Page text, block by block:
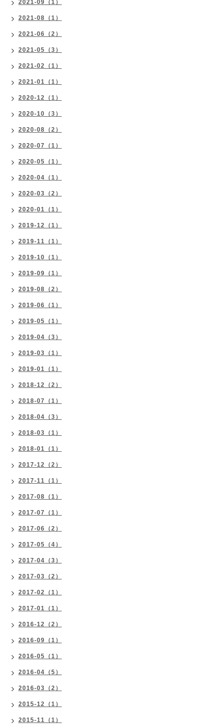
2021-09（1）
2021-08（1）
2021-06（2）
2021-05（3）
2021-02（1）
2021-01（1）
2020-12（1）
2020-10（3）
2020-08（2）
2020-07（1）
2020-05（1）
2020-04（1）
2020-03（2）
2020-01（1）
2019-12（1）
2019-11（1）
2019-10（1）
2019-09（1）
2019-08（2）
2019-06（1）
2019-05（1）
2019-04（3）
2019-03（1）
2019-01（1）
2018-12（2）
2018-07（1）
2018-04（3）
2018-03（1）
2018-01（1）
2017-12（2）
2017-11（1）
2017-08（1）
2017-07（1）
2017-06（2）
2017-05（4）
2017-04（3）
2017-03（2）
2017-02（1）
2017-01（1）
2016-12（2）
2016-09（1）
2016-05（1）
2016-04（5）
2016-03（2）
2015-12（1）
2015-11（1）